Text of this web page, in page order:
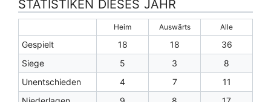
STATISTIKEN DIESES JAHR
Heim Auswärts Alle
Gespielt 18 18
36
Siege
5 3
8
Unentschieden
4 7
11